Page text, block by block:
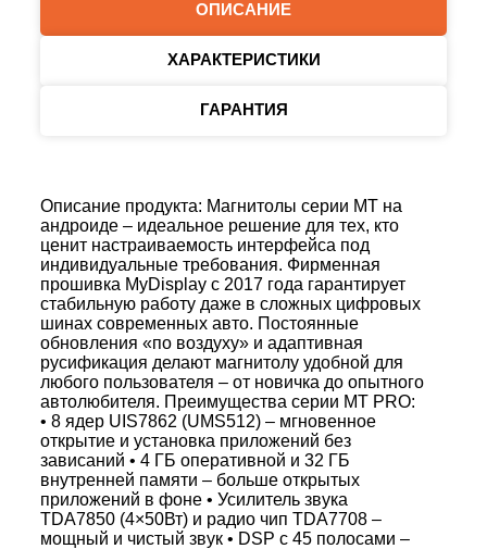
ОПИСАНИЕ
ХАРАКТЕРИСТИКИ
ГАРАНТИЯ
Описание продукта: Магнитолы серии MT на
андроиде – идеальное решение для тех, кто
ценит настраиваемость интерфейса под
индивидуальные требования. Фирменная
прошивка MyDisplay с 2017 года гарантирует
стабильную работу даже в сложных цифровых
шинах современных авто. Постоянные
обновления «по воздуху» и адаптивная
русификация делают магнитолу удобной для
любого пользователя – от новичка до опытного
автолюбителя. Преимущества серии MT PRO:
• 8 ядер UIS7862 (UMS512) – мгновенное
открытие и установка приложений без
зависаний • 4 ГБ оперативной и 32 ГБ
внутренней памяти – больше открытых
приложений в фоне • Усилитель звука
TDA7850 (4×50Вт) и радио чип TDA7708 –
мощный и чистый звук • DSP с 45 полосами –